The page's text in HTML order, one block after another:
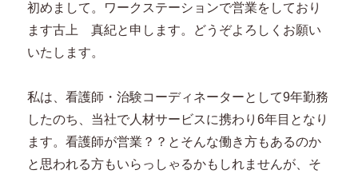
初めまして。ワークステーションで営業をしており
ます古上 真紀と申します。どうぞよろしくお願い
いたします。
私は、看護師・治験コーディネーターとして9年勤務
したのち、当社で人材サービスに携わり6年目となり
ます。看護師が営業？？とそんな働き方もあるのか
と思われる方もいらっしゃるかもしれませんが、そ